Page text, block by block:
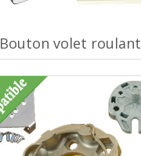
Bouton volet roulant